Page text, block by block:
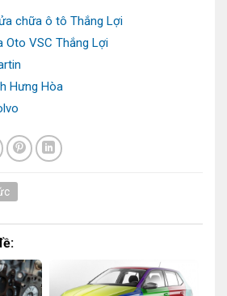
chữa ô tô Thắng Lợi
Oto VSC Thắng Lợi
Hưng Hòa